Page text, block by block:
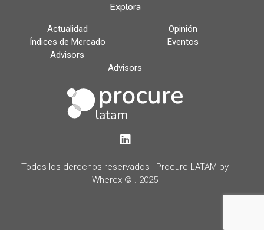
Explora
Actualidad
Opinión
Índices de Mercado
Eventos
Advisors
Advisors
LinkedIn
Todos los derechos reservados | Procure LATAM by
Wherex © . 2025